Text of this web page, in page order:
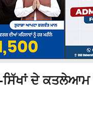
ਸਿੱਖਾਂ ਦੇ ਕਤਲੇਆਮ